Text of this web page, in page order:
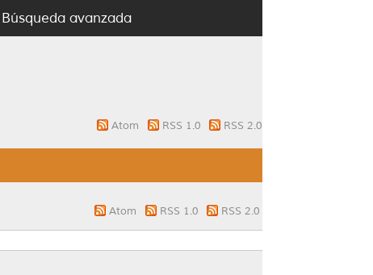
Búsqueda avanzada
Atom RSS 1.0 RSS 2.0
Atom RSS 1.0 RSS 2.0